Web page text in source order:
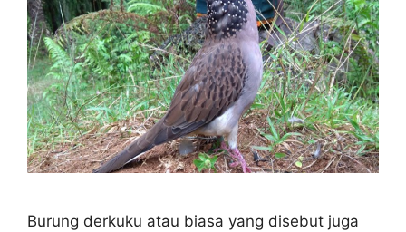
Burung derkuku atau biasa yang disebut juga